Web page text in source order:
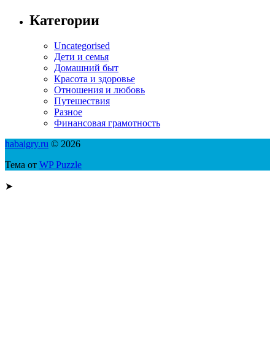
Категории
Uncategorised
Дети и семья
Домашний быт
Красота и здоровье
Отношения и любовь
Путешествия
Разное
Финансовая грамотность
habaigry.ru © 2026
Тема от WP Puzzle
➤